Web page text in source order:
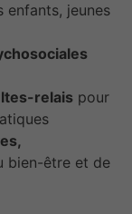
enfants, jeunes
relais pour
bien-être et de